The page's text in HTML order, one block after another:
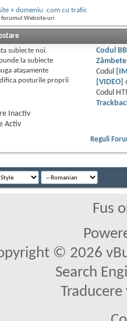
+ domeniu .com cu trafic
forumul Website-uri
subiecte noi.
la subiecte
ataşamente
posturile proprii
Codul BB
Zâmbete
Codul
[VIDEO]
Codul
Inactiv
Activ
Reguli
Fus
© 2026
Search